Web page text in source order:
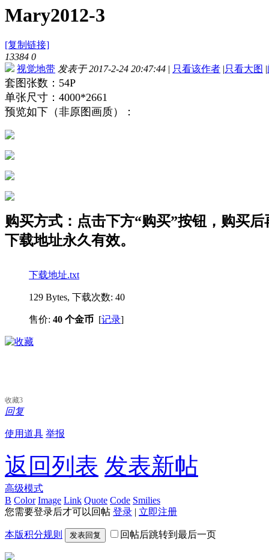
Mary2012-3
[复制链接]
13384 0
视觉地带 发表于 2017-2-24 20:47:44 | 只看该作者 |只看大图 |
套图张数：54P
单张尺寸：4000*2661
预览如下（非原图画质）：
购买方式：点击下方“购买”按钮，购买
下载地址永久有效。
下载地址.txt
129 Bytes, 下载次数: 40
售价: 40 个金币 [记录]
收藏3
回复
使用道具 举报
返回列表 发表新帖
高级模式
B Color Image Link Quote Code Smilies
您需要登录后才可以回帖 登录 | 立即注册
本版积分规则 发表回复 回帖后跳转到最后一页